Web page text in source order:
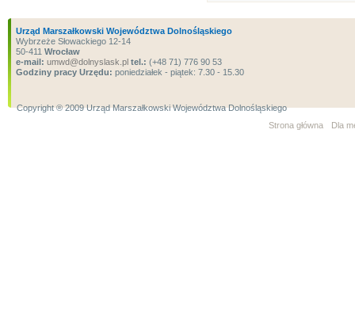
Urząd Marszałkowski Województwa Dolnośląskiego
Wybrzeże Słowackiego 12-14
50-411 Wrocław
e-mail: umwd@dolnyslask.pl tel.: (+48 71) 776 90 53
Godziny pracy Urzędu: poniedziałek - piątek: 7.30 - 15.30
Copyright ® 2009 Urząd Marszałkowski Województwa Dolnośląskiego
Strona główna
Dla